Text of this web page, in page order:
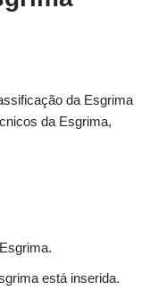
da Esgrima
da Esgrima,
está inserida.